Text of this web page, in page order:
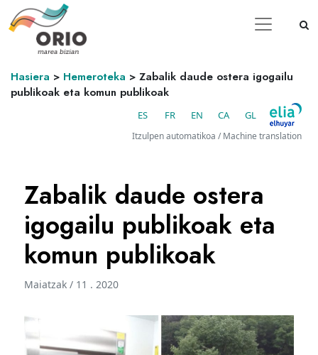
Hasiera > Hemeroteka > Zabalik daude ostera igogailu
publikoak eta komun publikoak
ES FR EN CA GL
Itzulpen automatikoa / Machine translation
Zabalik daude ostera
igogailu publikoak eta
komun publikoak
Maiatzak / 11 . 2020